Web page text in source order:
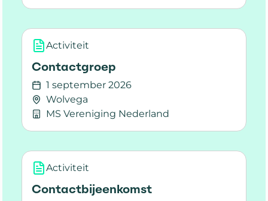
Lees meer over Meet Up
Activiteit
Contactgroep
1 september 2026
Wolvega
MS Vereniging Nederland
Lees meer over Contactgroep
Activiteit
Contactbijeenkomst